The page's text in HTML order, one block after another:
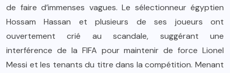
de faire d’immenses vagues. Le sélectionneur égyptien
Hossam Hassan et plusieurs de ses joueurs ont
ouvertement crié au scandale, suggérant une
interférence de la FIFA pour maintenir de force Lionel
Messi et les tenants du titre dans la compétition. Menant